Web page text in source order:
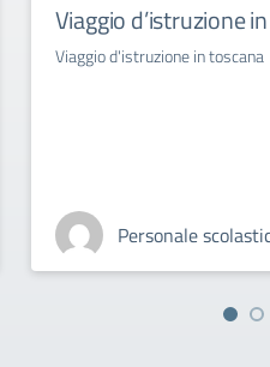
Viaggio d’istruzione
Viaggio d'istruzione in toscana
Personale